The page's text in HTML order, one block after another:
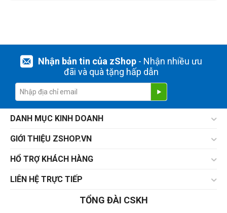
Nhận bản tin của zShop- Nhận nhiều ưu
đãi và quà tặng hấp dẫn
DANH MỤC KINH DOANH
GIỚI THIỆU ZSHOP.VN
HỔ TRỢ KHÁCH HÀNG
LIÊN HỆ TRỰC TIẾP
TỔNG ĐÀI CSKH